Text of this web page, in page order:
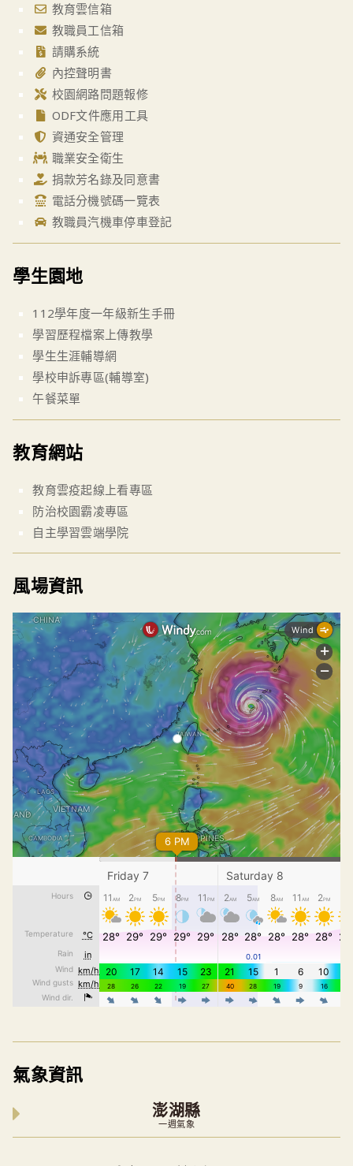
教育雲信箱
教職員工信箱
請購系統
內控聲明書
校園網路問題報修
ODF文件應用工具
資通安全管理
職業安全衛生
捐款芳名錄及同意書
電話分機號碼一覽表
教職員汽機車停車登記
學生園地
112學年度一年級新生手冊
學習歷程檔案上傳教學
學生生涯輔導網
學校申訴專區(輔導室)
午餐菜單
教育網站
教育雲疫起線上看專區
防治校園霸凌專區
自主學習雲端學院
風場資訊
氣象資訊
澎湖縣
一週氣象